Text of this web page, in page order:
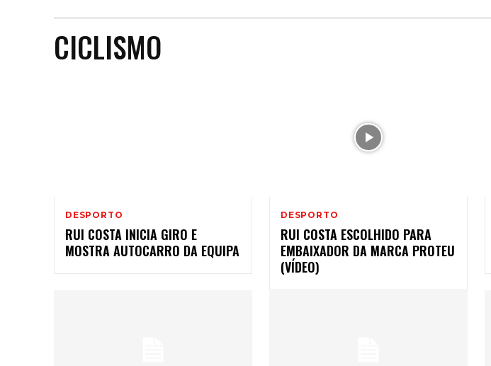
CICLISMO
DESPORTO
RUI COSTA INICIA GIRO E
MOSTRA AUTOCARRO DA EQUIPA
DESPORTO
RUI COSTA ESCOLHIDO PARA
EMBAIXADOR DA MARCA PROTEU
(VÍDEO)